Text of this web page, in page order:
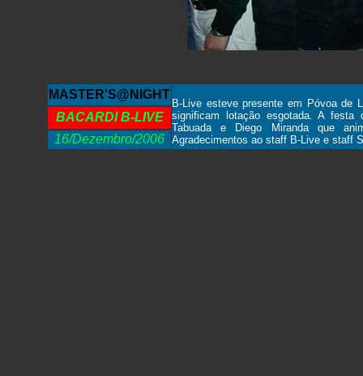
MASTER'S@NIGHT
BACARDI B-LIVE
16/Dezembro/2006
B-Live esteve presente em Póvoa de
significam lotação esgotada. A festa
Tabuada e Diego Miranda que
Agradecimentos ao staff B-Live e staff